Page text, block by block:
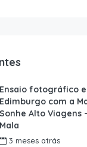
Ensaio fotográfico
Edimburgo com a
Sonhe Alto Viagens
Mala
3 meses atrás